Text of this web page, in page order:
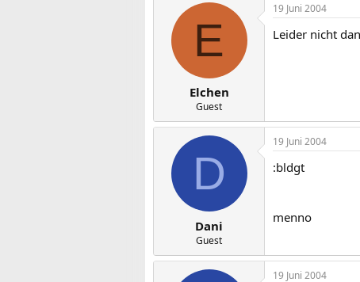
E
Elchen
Guest
19 Juni 2004
Leider nicht
D
Dani
Guest
19 Juni 2004
:bldgt
menno
19 Juni 2004